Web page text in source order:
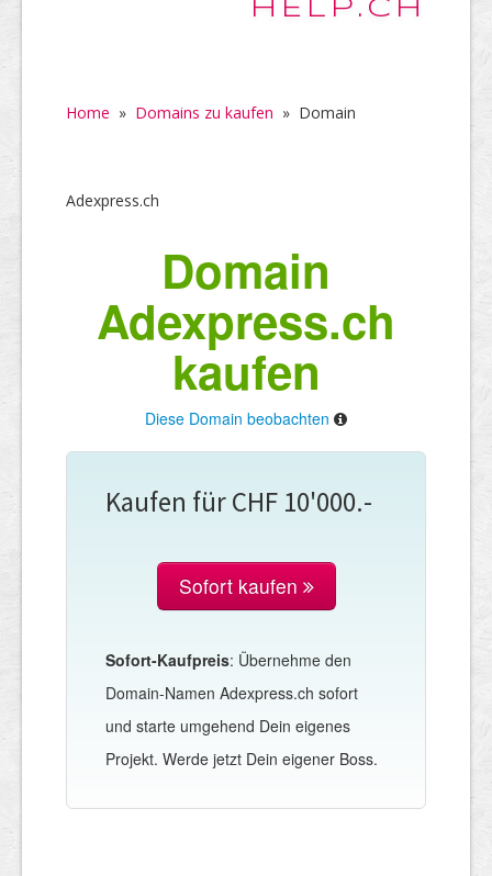
Home » Domains zu kaufen » Domain
Adexpress.ch
Domain
Adexpress.ch
kaufen
Diese Domain beobachten
Kaufen für CHF 10'000.-
Sofort kaufen
Sofort-Kaufpreis: Übernehme den
Domain-Namen Adexpress.ch sofort
und starte umgehend Dein eigenes
Projekt. Werde jetzt Dein eigener Boss.